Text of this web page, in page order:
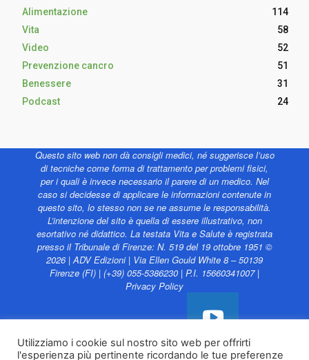
Alimentazione
114
Vita
58
Video
52
Prevenzione cancro
51
Benessere
31
Podcast
24
Questo sito web non dà consigli medici, né suggerisce l’uso
di tecniche come forma di trattamento per problemi fisici,
per i quali è invece necessario il parere di un medico. Nel
caso si decidesse di applicare le informazioni contenute in
questo sito, lo stesso non se ne assume le responsabilità.
L’intenzione del sito è quella di essere illustrativo, non
esortativo né didattico. La testata Vita e Salute è registrata
presso il Tribunale di Firenze: N. 519 del 19 ottobre 1951 ©
2026 | ADV Edizioni | Via Ellen Gould White 8 – 50139
Firenze (FI) | (+39) 055-5386230 | P.I. 15660341007 |
Privacy Policy
Utilizziamo i cookie sul nostro sito web per offrirti
l'esperienza più pertinente ricordando le tue preferenze